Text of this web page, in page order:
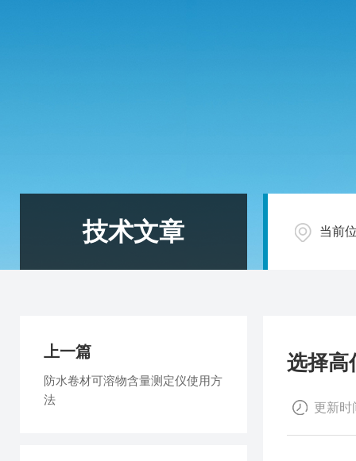
技术文章 当前
选择高
更新时
上一篇
防水卷材可溶物含量测定仪使用方
法